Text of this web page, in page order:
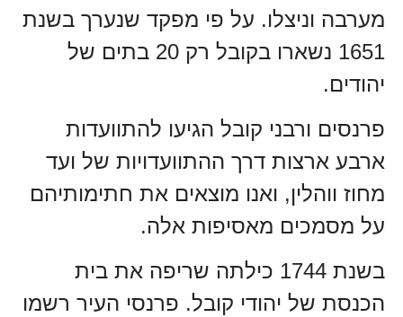
מערבה וניצלו. על פי מפקד שנערך בשנת
1651 נשארו בקובל רק 20 בתים של
יהודים.
פרנסים ורבני קובל הגיעו להתוועדות
ארבע ארצות דרך ההתוועדויות של ועד
מחוז ווהלין, ואנו מוצאים את חתימותיהם
על מסמכים מאסיפות אלה.
בשנת 1744 כילתה שריפה את בית
הכנסת של יהודי קובל. פרנסי העיר רשמו